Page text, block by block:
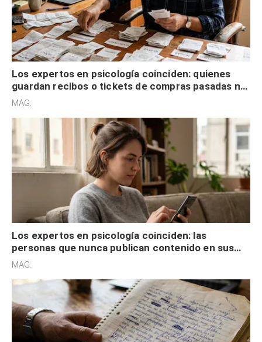
Los expertos en psicología coinciden: quienes
guardan recibos o tickets de compras pasadas no
son acumuladores, sino que tienen necesidad de
MAG.
Los expertos en psicología coinciden: las
personas que nunca publican contenido en sus
redes sociales no pretenden buscar validación
MAG.